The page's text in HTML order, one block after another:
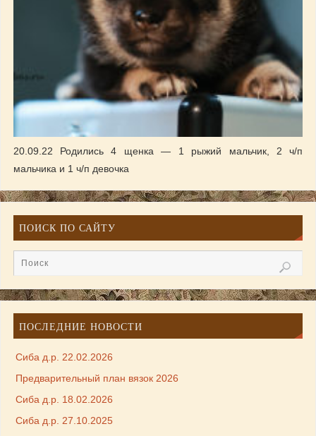
20.09.22 Родились 4 щенка — 1 рыжий мальчик, 2 ч/п
мальчика и 1 ч/п девочка
ПОИСК ПО САЙТУ
ПОСЛЕДНИЕ НОВОСТИ
Сиба д.р. 22.02.2026
Предварительный план вязок 2026
Сиба д.р. 18.02.2026
Сиба д.р. 27.10.2025